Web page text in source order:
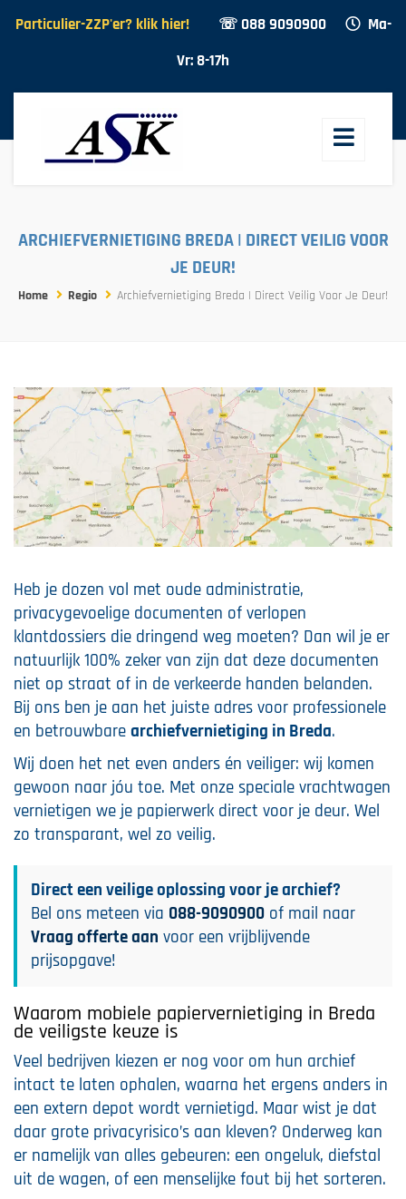
Particulier-ZZP'er? klik hier! ☏ 088 9090900
Ma-
Vr: 8-17h
ARCHIEFVERNIETIGING BREDA | DIRECT VEILIG VOOR
JE DEUR!
Home Regio Archiefvernietiging Breda | Direct Veilig Voor Je Deur!
Heb je dozen vol met oude administratie,
privacygevoelige documenten of verlopen
klantdossiers die dringend weg moeten? Dan wil je er
natuurlijk 100% zeker van zijn dat deze documenten
niet op straat of in de verkeerde handen belanden.
Bij ons ben je aan het juiste adres voor professionele
en betrouwbare archiefvernietiging in Breda.
Wij doen het net even anders én veiliger: wij komen
gewoon naar jóu toe. Met onze speciale vrachtwagen
vernietigen we je papierwerk direct voor je deur. Wel
zo transparant, wel zo veilig.
Direct een veilige oplossing voor je archief?
Bel ons meteen via 088-9090900 of mail naar
Vraag offerte aan voor een vrijblijvende
prijsopgave!
Waarom mobiele papiervernietiging in Breda
de veiligste keuze is
Veel bedrijven kiezen er nog voor om hun archief
intact te laten ophalen, waarna het ergens anders in
een extern depot wordt vernietigd. Maar wist je dat
daar grote privacyrisico’s aan kleven? Onderweg kan
er namelijk van alles gebeuren: een ongeluk, diefstal
uit de wagen, of een menselijke fout bij het sorteren.